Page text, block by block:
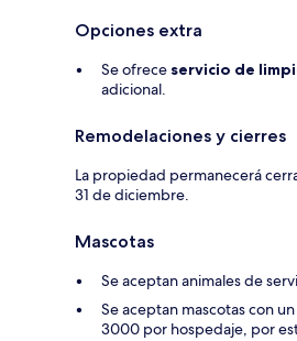
Opciones extra
Se ofrece servicio de
adicional.
Remodelaciones y cierres
La propiedad permanecerá
31 de diciembre.
Mascotas
Se aceptan animales de
Se aceptan mascotas con
3000 por hospedaje, por